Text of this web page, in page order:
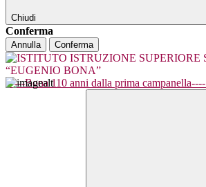
Chiudi
Conferma
Annulla Conferma
----Bona 110 anni dalla prima campanella----